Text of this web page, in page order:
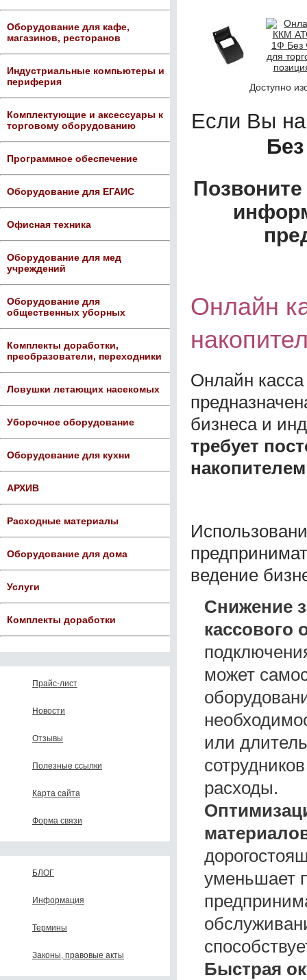
Оборудование для кафе,
магазинов, ресторанов
Индустриальные компьютеры и
периферия
Комплектующие и аксессуары к
торговому оборудованию
Программное обеспечение
Оборудование для ЕГАИС
Офисная техника
Оборудование для мед
учреждений
Оборудование для
общественных уборных
Комплекты доработки,
преобразователи, переходники
Ловушки летающих насекомых
Уборочное оборудование
Оборудование для кухни
АРХИВ
Расходные материалы
Оборудование для дома
Услуги
Комплекты доработки
Прайс-лист
Новости
Отзывы
Полезные ссылки
Карта сайта
Форма связи
БЛОГ
Информация
Термины
Законы, правовые акты
Доступно
Если Вы
Онлайн
Онлайн
бизнеса и
требует
ведение
Снижение
кассового
может
или
расходы.
уменьшает
Быстрая